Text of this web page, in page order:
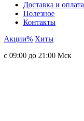
Доставка и оплата
Полезное
Контакты
Акции% Хиты
с 09:00 до 21:00 Мск